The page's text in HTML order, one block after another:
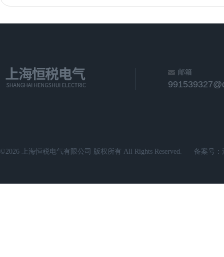
邮箱
©2026 上海恒税电气有限公司 版权所有 All Rights Reserved. 备案号：